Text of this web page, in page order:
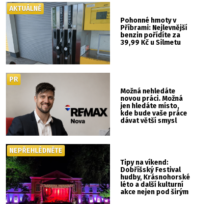
Pohonné hmoty v
Příbrami: Nejlevnější
benzin pořídíte za
39,99 Kč u Silmetu
AKTUÁLNĚ
Možná nehledáte
novou práci. Možná
jen hledáte místo,
kde bude vaše práce
dávat větší smysl
PR
Tipy na víkend:
Dobříšský Festival
hudby, Krásnohorské
léto a další kulturní
akce nejen pod širým
NEPŘEHLÉDNĚTE